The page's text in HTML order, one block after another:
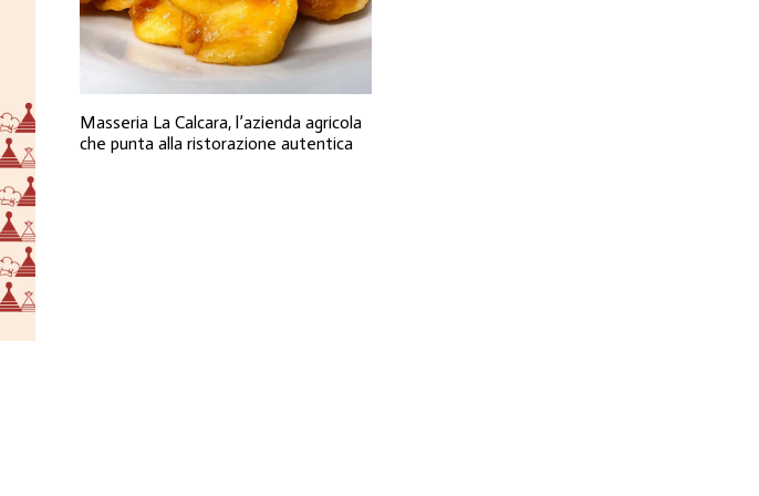
Masseria La Calcara, l’azienda agricola
che punta alla ristorazione autentica